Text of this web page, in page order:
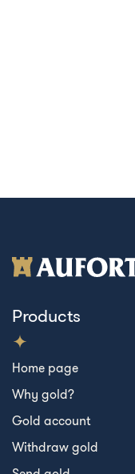
Products
Home page
Why gold?
Gold account
Withdraw gold